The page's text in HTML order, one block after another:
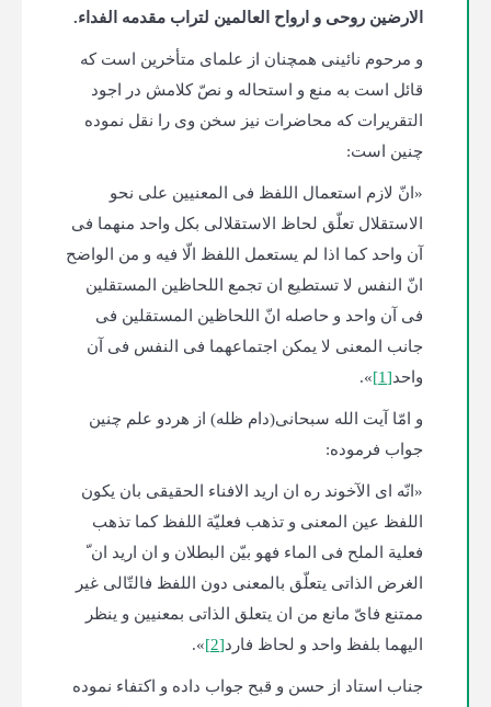
الارضین روحی و ارواح العالمین لتراب مقدمه الفداء.
و مرحوم نائینی همچنان از علمای متأخرین است که
قائل است به منع و استحاله و نصّ کلامش در اجود
التقریرات که محاضرات نیز سخن وی را نقل نموده
چنین است:
«انّ لازم استعمال اللفظ فی المعنیین علی نحو
الاستقلال تعلّق لحاظ الاستقلالی بکل واحد منهما فی
آن واحد کما اذا لم یستعمل اللفظ الّا فیه و من الواضح
انّ النفس لا تستطیع ان تجمع اللحاظین المستقلین
فی آن واحد و حاصله انّ اللحاظین المستقلین فی
جانب المعنی لا یمکن اجتماعهما فی النفس فی آن
واحد[1]
».
و امّا آیت الله سبحانی(دام ظله) از هردو علم چنین
جواب فرموده:
«انّه ای الآخوند ره ان ارید الافناء الحقیقی بان یکون
اللفظ عین المعنی و تذهب فعلیّة اللفظ کما تذهب
فعلیة الملح فی الماء فهو بیّن البطلان و ان ارید ان ّ
الغرض الذاتی یتعلّق بالمعنی دون اللفظ فالتّالی غیر
ممتنع فایّ مانع من ان یتعلق الذاتی بمعنیین و ینظر
الیهما بلفظ واحد و لحاظ فارد[2]
».
جناب استاد از حسن و قبح جواب داده و اکتفاء نموده